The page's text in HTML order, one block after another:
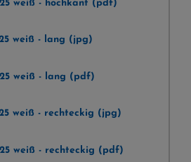
weiß - hochkant (pdf)
weiß - lang (jpg)
weiß - lang (pdf)
weiß - rechteckig (jpg)
weiß - rechteckig (pdf)